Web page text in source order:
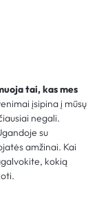
tai, kas mes
įsipina į mūsų
negali.
su
amžinai. Kai
kokią